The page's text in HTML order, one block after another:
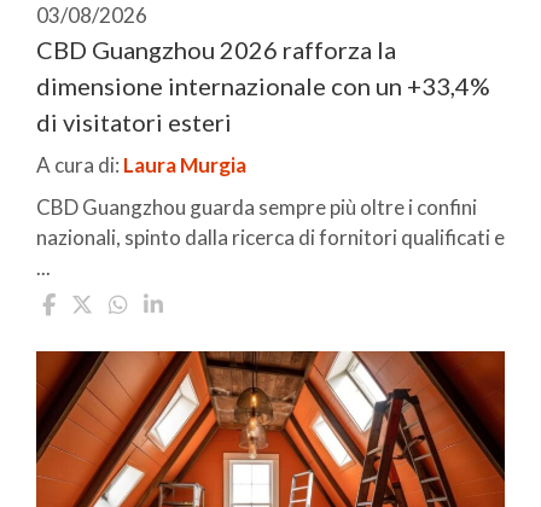
03/08/2026
CBD Guangzhou 2026 rafforza la
dimensione internazionale con un +33,4%
di visitatori esteri
A cura di: Laura Murgia
CBD Guangzhou guarda sempre più oltre i confini
nazionali, spinto dalla ricerca di fornitori qualificati e
...